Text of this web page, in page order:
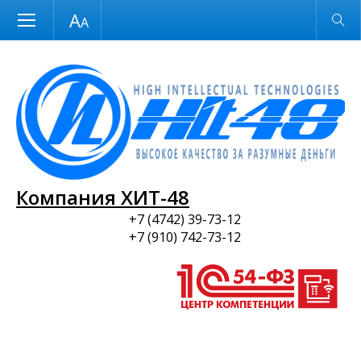
Размер шрифта Обычная версия
Компания ХИТ-48
+7 (4742) 39-73-12
+7 (910) 742-73-12